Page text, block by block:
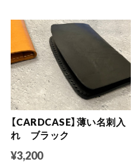
【CARDCASE】薄い名刺入
れ ブラック
¥3,200